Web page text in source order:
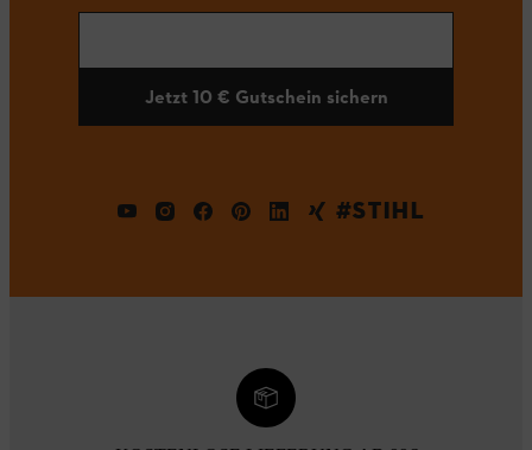
Jetzt 10 € Gutschein sichern
#STIHL